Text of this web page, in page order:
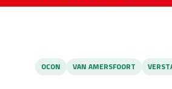
OCON VAN AMERSFOORT